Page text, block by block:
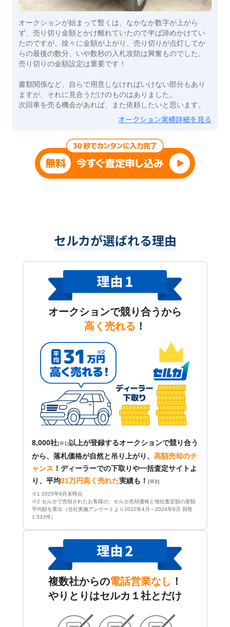
オークションが始まって暫くは、なかなか数字が上がら
ず、売り切り金額とかけ離れていたので半ば諦めかけてい
たのですが、徐々に金額が上がり、売り切りが点灯してか
らの最後の数分、いや数秒の入札攻防は興奮ものでした。
売り切りの金額設定は重要です！
書類関係など、自らで用意しなければいけない部分もあり
ますが、それに見合うだけのものはありました。
次回車を売る機会があれば、また依頼したいと思います。
オークション実績詳細を見る
セルカが選ばれる理由
オークションで競り合うから
高く売れる ！
8,000社(※1)以上が登録するオークションで競り合う
から、落札価格が自然と吊り上がり、 高額売却のチ
ャンス ！ ディーラーでの下取りや一括査定サイトよ
り、平均31万円高く売れた実績も！ (※2)
※1 2025年8月末時点
※2 セルカで売却されたお客様の、セルカ売却価格と他社査定額の差額
平均額を算出（当社実施アンケートより2022年4月～2024年9月 回答
1,533件）
複数社からの電話営業なし ！
やりとりはセルカ１社とだけ